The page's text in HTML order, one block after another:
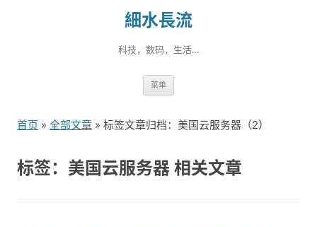
細水長流
科技，数码，生活…
菜单
到
首页 » 全部文章 » 标签文章归档：美国云服务器（2）
标签：美国云服务器 相关文章